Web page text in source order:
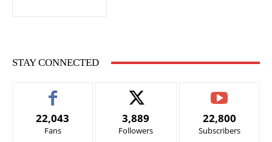
STAY CONNECTED
22,043
Fans
3,889
Followers
22,800
Subscribers